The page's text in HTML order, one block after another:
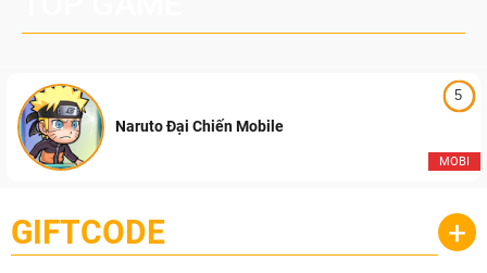
5
MOBI
Naruto Đại Chiến Mobile
GIFTCODE +